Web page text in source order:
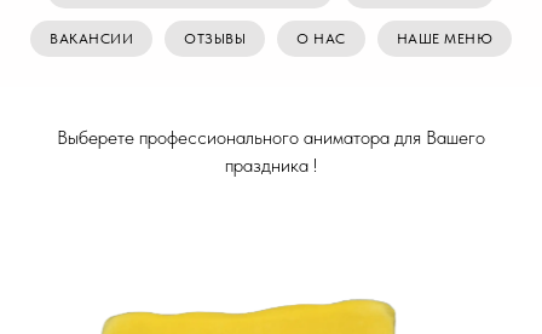
ВАКАНСИИ ОТЗЫВЫ О НАС НАШЕ МЕНЮ
Выберете профессионального аниматора для Вашего
праздника !